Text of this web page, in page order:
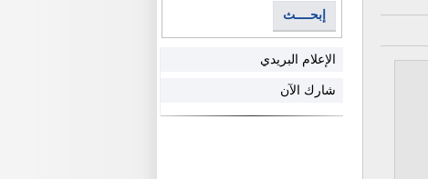
إبحــــث
الإعلام البريدي
شارك الآن